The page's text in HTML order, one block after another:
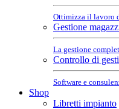
Ottimizza il lavoro
Gestione
La gestione
Controllo di
Software e
Shop
Libretti impianto